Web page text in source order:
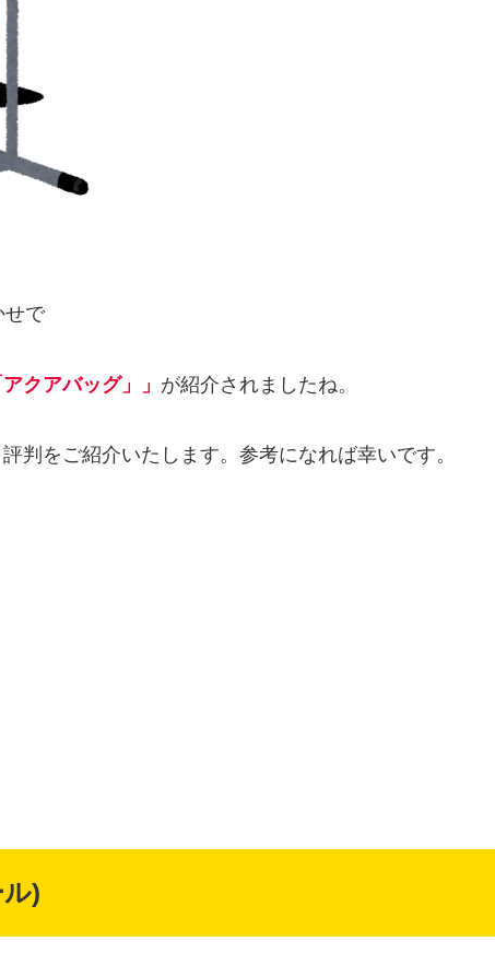
せで
クアバッグ」」 が紹介されましたね。
判をご紹介いたします。参考になれば幸いです。
)